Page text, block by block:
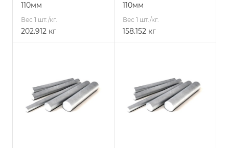
110мм
Вес 1 шт./кг.
202.912 кг
110мм
Вес 1 шт./кг.
158.152 кг